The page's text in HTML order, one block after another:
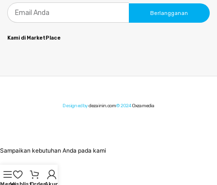
Berlangganan
Kami di MarketPlace
Designed bydezainin.com© 2024Oxzamedia
Sampaikan kebutuhan Anda pada kami